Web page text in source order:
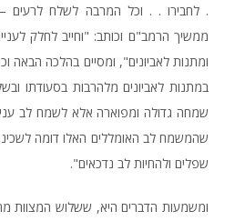
. לחבירו . . וכל המרבה לשלח לרעים
ממשיך הרמב"ם וכותב: "וחייב לחלק
ומתנות לאביונים", ומסיים בהלכה הבאה
במתנות לאביונים מלהרבות בסעודתו
שמחה גדולה ומפוארה אלא לשמח לב
שהמשמח לב האומללים האלו דומה
שפלים ולהחיות לב נדכאים".
ומשמעות הדברים היא, ששלוש המצוות